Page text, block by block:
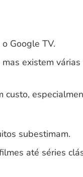
Google TV.
existem várias
custo,
subestimam.
até séries